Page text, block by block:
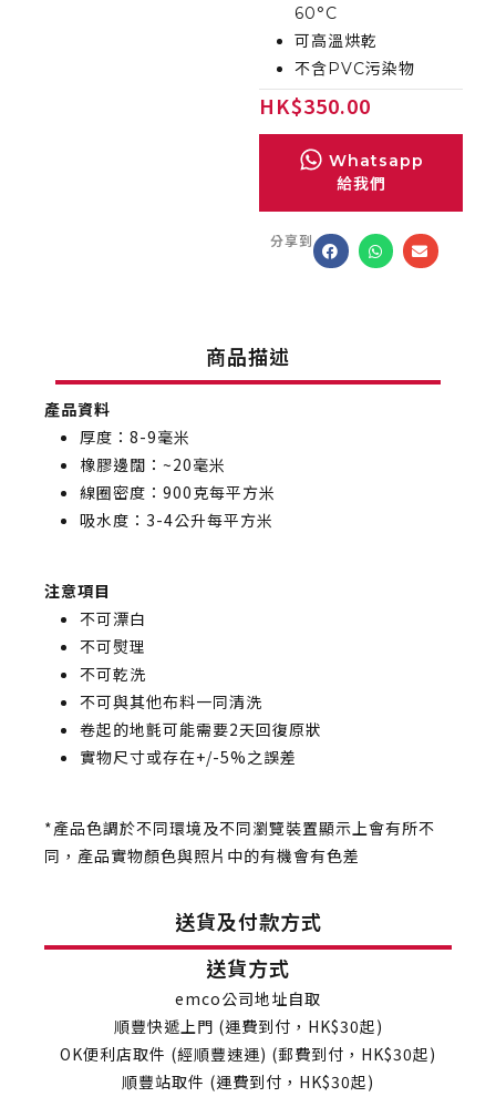
60°C
可高溫烘乾
不含PVC污染物
HK$350.00
Whatsapp
給我們
分享到
商品描述
產品資料
厚度：8-9毫米
橡膠邊闊：~20毫米
線圈密度：900克每平方米
吸水度：3-4公升每平方米
注意項目
不可漂白
不可熨理
不可乾洗
不可與其他布料一同清洗
卷起的地氈可能需要2天回復原狀
實物尺寸或存在+/-5%之誤差
*產品色調於不同環境及不同瀏覽裝置顯示上會有所不
同，產品實物顏色與照片中的有機會有色差
送貨及付款方式
送貨方式
emco公司地址自取
順豐快遞上門 (運費到付，HK$30起)
OK便利店取件 (經順豐速運) (郵費到付，HK$30起)
順豐站取件 (運費到付，HK$30起)